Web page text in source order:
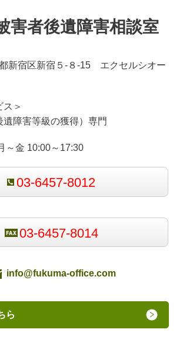
害者後遺障害相談室
新宿区新宿５-８-15 エクセルシオー
ス＞
障害等級の獲得）専門
～金 10:00～17:30
03-6457-8012
03-6457-8014
info@fukuma-office.com
ら